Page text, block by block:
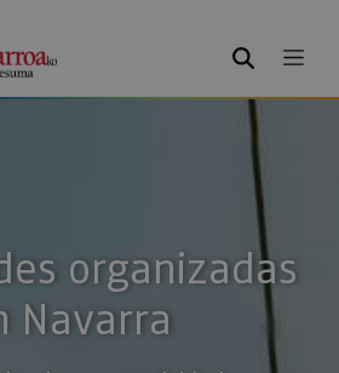
BUSCAR
organizadas
Navarra